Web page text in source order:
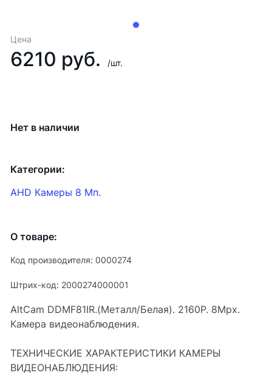
Цена
6210 руб. /шт.
Категории:
AHD Камеры 8 Мп.
О товаре:
Код производителя: 0000274
Штрих-код: 2000274000001
AltCam DDMF81IR.(Металл/Белая). 2160P. 8Mpx.
Камера видеонаблюдения.
ТЕХНИЧЕСКИЕ ХАРАКТЕРИСТИКИ КАМЕРЫ
ВИДЕОНАБЛЮДЕНИЯ:
Нет в наличии